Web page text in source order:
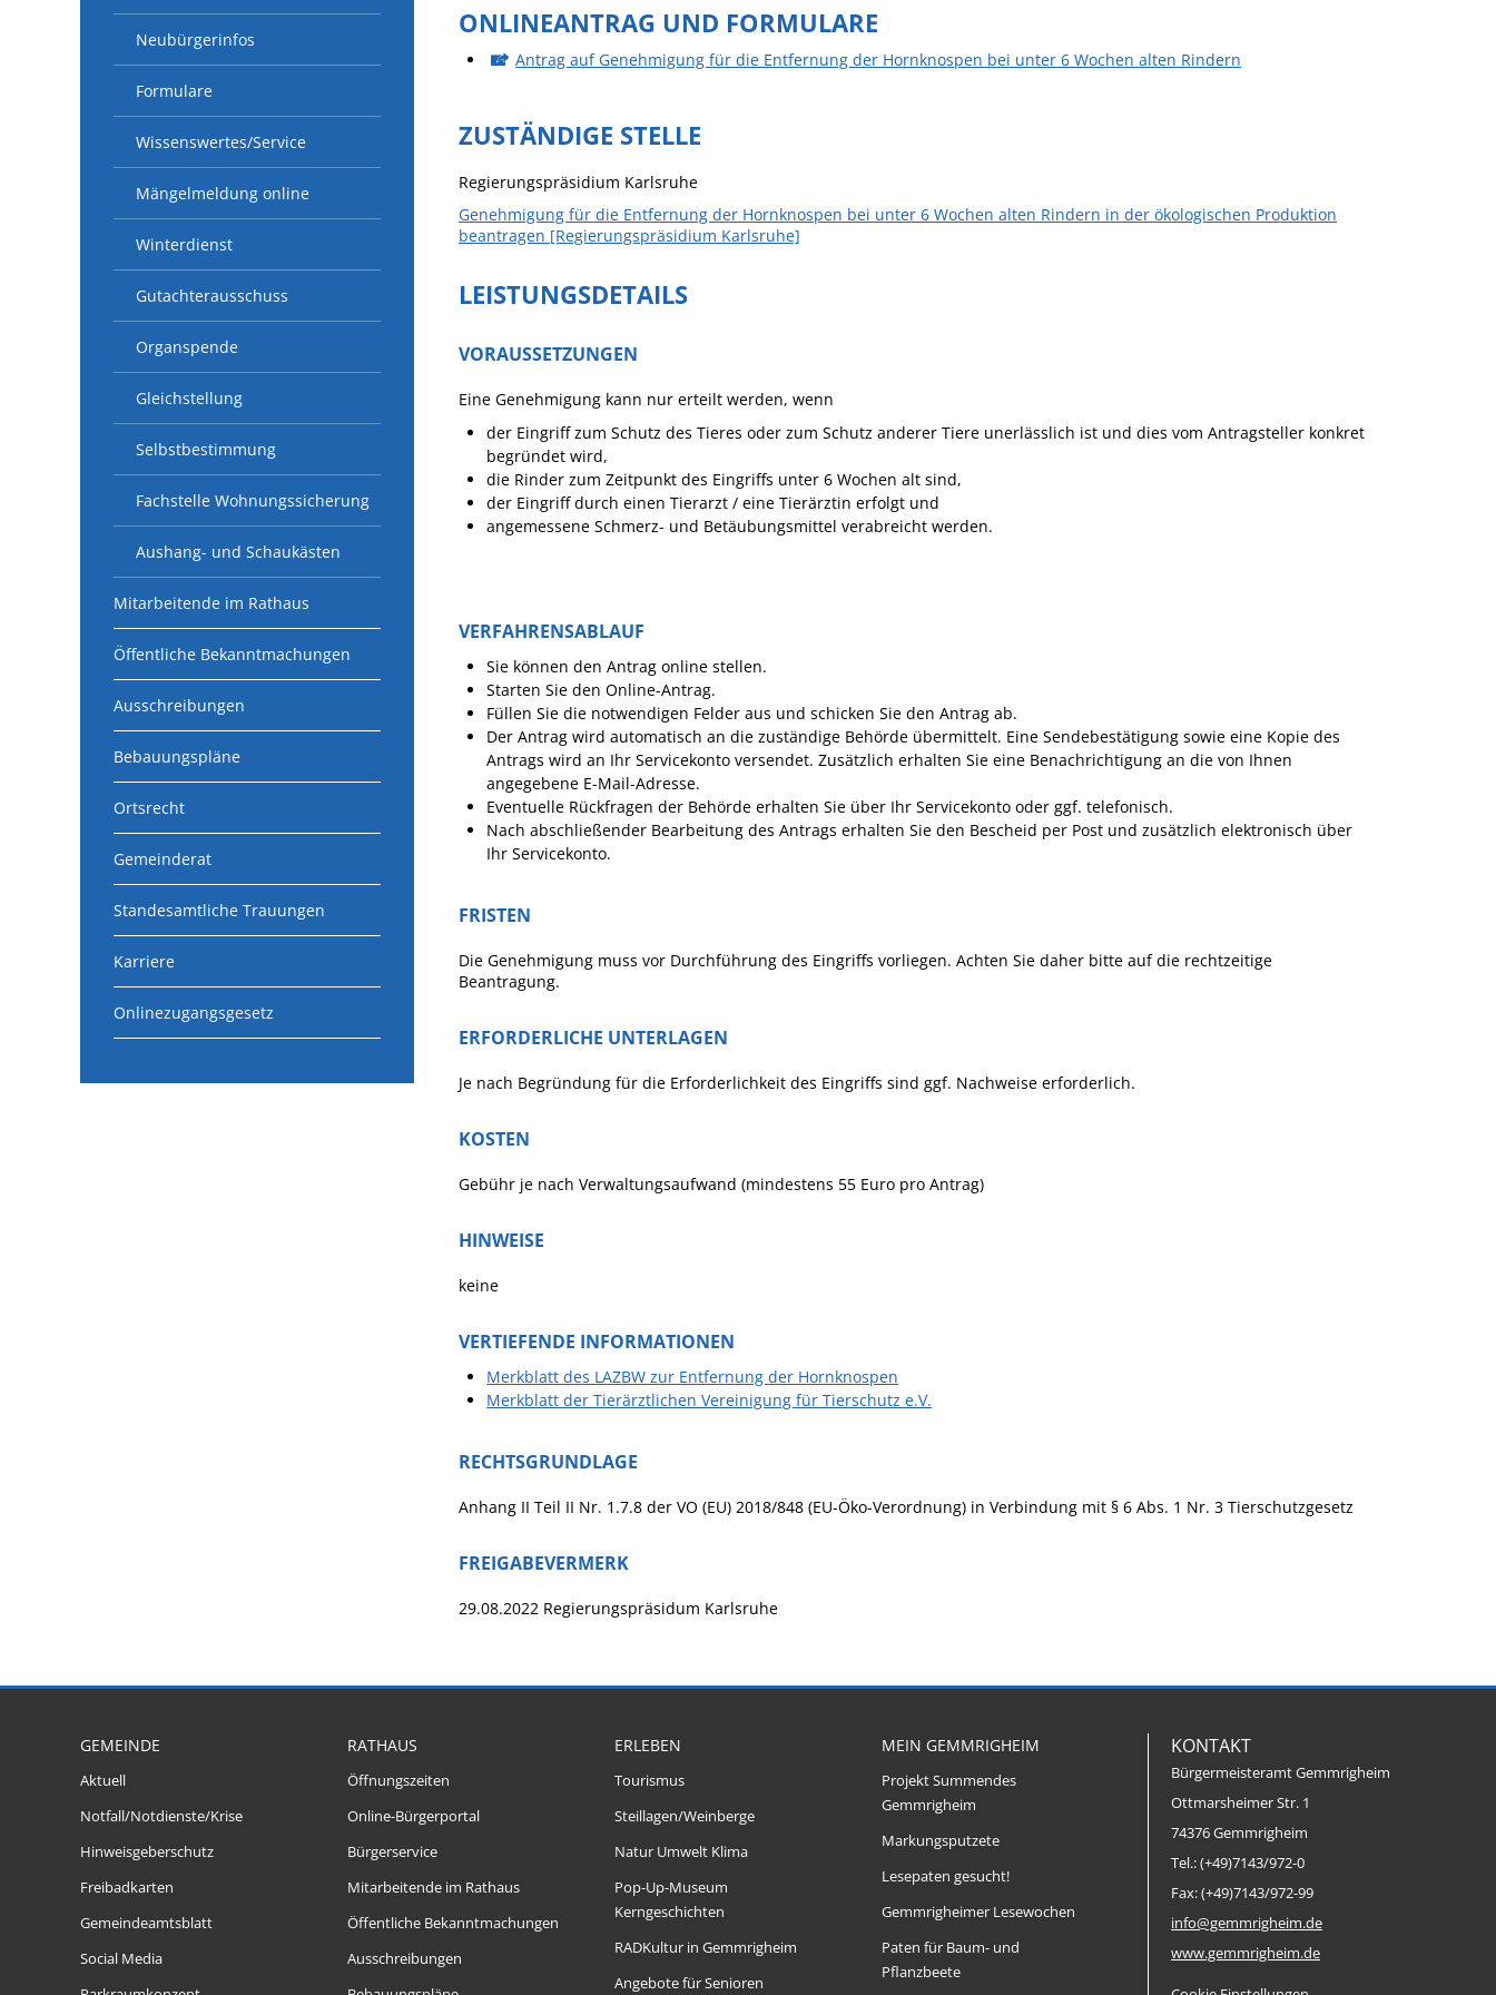
Häckselplatz
Friedhof
Neubürgerinfos
Formulare
Wissenswertes/Service
Mängelmeldung online
Winterdienst
Gutachterausschuss
Organspende
Gleichstellung
Selbstbestimmung
Fachstelle Wohnungssicherung
Aushang- und Schaukästen
Mitarbeitende im Rathaus
Öffentliche Bekanntmachungen
Ausschreibungen
Bebauungspläne
Ortsrecht
Gemeinderat
Standesamtliche Trauungen
Karriere
Onlinezugangsgesetz
ONLINEANTRAG UND FORMULARE
Antrag auf Genehmigung für die Entfernung der Hornknospen bei unter 6 Wochen alten Rindern
ZUSTÄNDIGE STELLE
Regierungspräsidium Karlsruhe
Genehmigung für die Entfernung der Hornknospen bei unter 6 Wochen alten Rindern in der ökologischen Produktion
beantragen [Regierungspräsidium Karlsruhe]
LEISTUNGSDETAILS
VORAUSSETZUNGEN
Eine Genehmigung kann nur erteilt werden, wenn
der Eingriff zum Schutz des Tieres oder zum Schutz anderer Tiere unerlässlich ist und dies vom Antragsteller konkret
begründet wird,
die Rinder zum Zeitpunkt des Eingriffs unter 6 Wochen alt sind,
der Eingriff durch einen Tierarzt / eine Tierärztin erfolgt und
angemessene Schmerz- und Betäubungsmittel verabreicht werden.
VERFAHRENSABLAUF
Sie können den Antrag online stellen.
Starten Sie den Online-Antrag.
Füllen Sie die notwendigen Felder aus und schicken Sie den Antrag ab.
Der Antrag wird automatisch an die zuständige Behörde übermittelt. Eine Sendebestätigung sowie eine Kopie des
Antrags wird an Ihr Servicekonto versendet. Zusätzlich erhalten Sie eine Benachrichtigung an die von Ihnen
angegebene E-Mail-Adresse.
Eventuelle Rückfragen der Behörde erhalten Sie über Ihr Servicekonto oder ggf. telefonisch.
Nach abschließender Bearbeitung des Antrags erhalten Sie den Bescheid per Post und zusätzlich elektronisch über
Ihr Servicekonto.
FRISTEN
Die Genehmigung muss vor Durchführung des Eingriffs vorliegen. Achten Sie daher bitte auf die rechtzeitige
Beantragung.
ERFORDERLICHE UNTERLAGEN
Je nach Begründung für die Erforderlichkeit des Eingriffs sind ggf. Nachweise erforderlich.
KOSTEN
Gebühr je nach Verwaltungsaufwand (mindestens 55 Euro pro Antrag)
HINWEISE
keine
VERTIEFENDE INFORMATIONEN
Merkblatt des LAZBW zur Entfernung der Hornknospen
Merkblatt der Tierärztlichen Vereinigung für Tierschutz e.V.
RECHTSGRUNDLAGE
Anhang II Teil II Nr. 1.7.8 der VO (EU) 2018/848 (EU-Öko-Verordnung) in Verbindung mit § 6 Abs. 1 Nr. 3 Tierschutzgesetz
FREIGABEVERMERK
29.08.2022 Regierungspräsidum Karlsruhe
GEMEINDE
Aktuell
Notfall/Notdienste/Krise
Hinweisgeberschutz
Freibadkarten
Gemeindeamtsblatt
Social Media
RATHAUS
Öffnungszeiten
Online-Bürgerportal
Bürgerservice
Mitarbeitende im Rathaus
Öffentliche Bekanntmachungen
Ausschreibungen
ERLEBEN
Tourismus
Steillagen/Weinberge
Natur Umwelt Klima
Pop-Up-Museum
Kerngeschichten
RADKultur in Gemmrigheim
Angebote für Senioren
MEIN GEMMRIGHEIM
Projekt Summendes
Gemmrigheim
Markungsputzete
Lesepaten gesucht!
Gemmrigheimer Lesewochen
Paten für Baum- und
Pflanzbeete
KONTAKT
Bürgermeisteramt Gemmrigheim
Ottmarsheimer Str. 1
74376 Gemmrigheim
Tel.: (+49)7143/972-0
Fax: (+49)7143/972-99
info@gemmrigheim.de
www.gemmrigheim.de